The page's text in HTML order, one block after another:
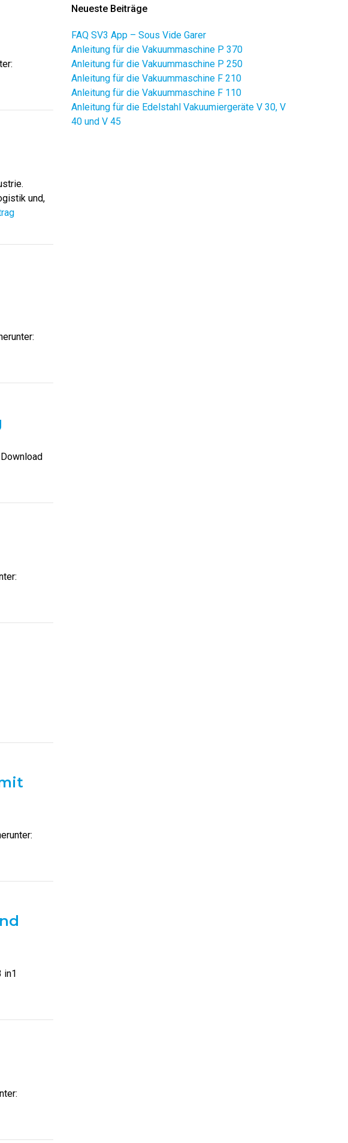
und,
in1
Neueste Beiträge
FAQ SV3 App – Sous Vide Garer
Anleitung für die Vakuummaschine P 370
Anleitung für die Vakuummaschine P 250
Anleitung für die Vakuummaschine F 210
Anleitung für die Vakuummaschine F 110
Anleitung für die Edelstahl Vakuumiergeräte V 30, V
40 und V 45